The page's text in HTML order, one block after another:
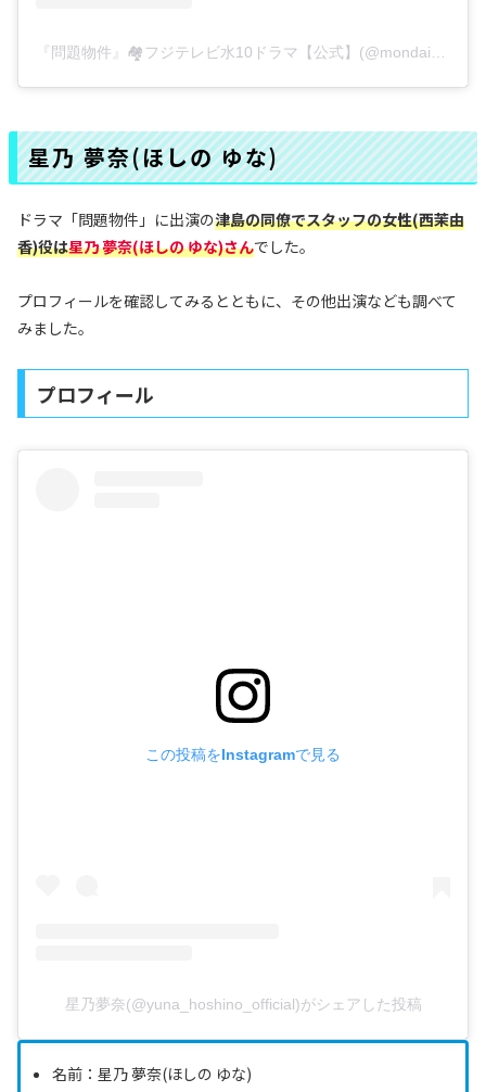
星乃 夢奈(ほしの ゆな)
ドラマ「問題物件」に出演の津島の同僚でスタッフの女性(西茉由
香)役は星乃 夢奈(ほしの ゆな)さんでした。
プロフィールを確認してみるとともに、その他出演なども調べて
みました。
プロフィール
この投稿をInstagramで見る
星乃夢奈(@yuna_hoshino_official)がシェアした投稿
名前：星乃 夢奈(ほしの ゆな)